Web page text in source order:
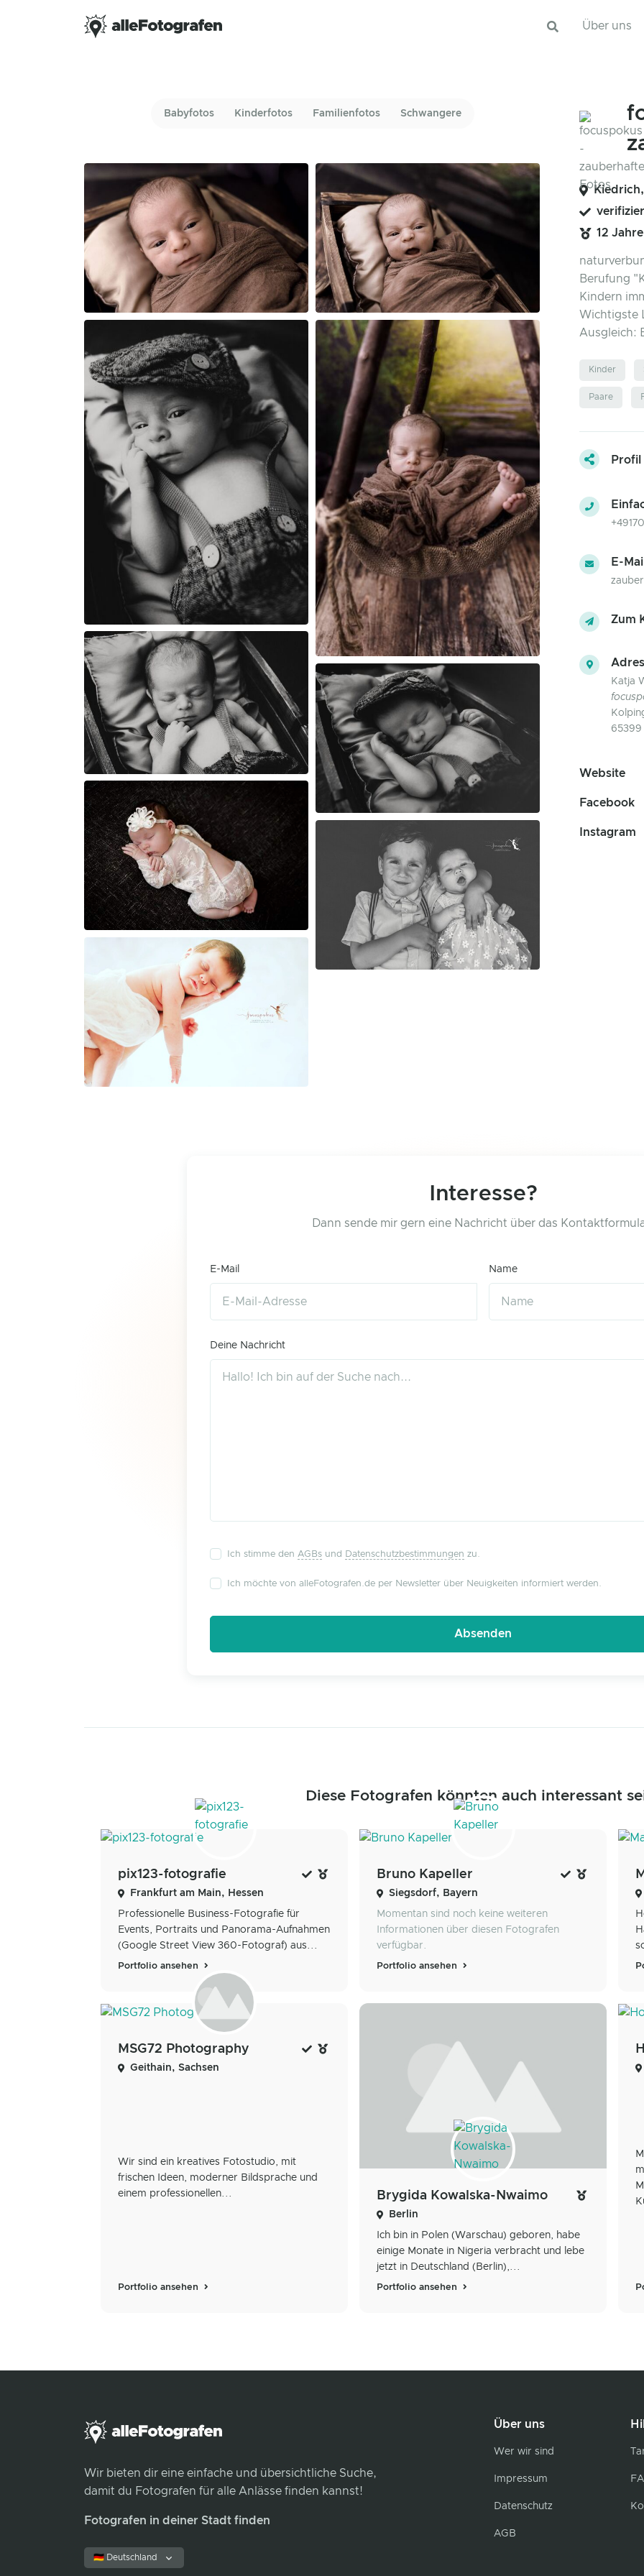
Über uns
Babyfotos Kinderfotos Familienfotos Schwangere
12
Berufung
Kindern
Wichtigste
Ausgleich:
Kinder
Paare
Profil
E-
Zum
Katja
65399
Website
Facebook
Instagram
Interesse?
Dann sende mir gern eine Nachricht über das
E-Mail Name
Deine Nachricht
Ich stimme den AGBsund Datenschutzbestimmungen zu.
Ich möchte von alleFotografen.de per Newsletter über Neuigkeiten informiert werden.
Diese Fotografen könnten auch interessant
pix123-fotografie
Frankfurt am Main, Hessen
Professionelle Business-Fotografie für
Events, Portraits und Panorama-Aufnahmen
(Google Street View 360-Fotograf) aus...
Portfolio ansehen
Bruno Kapeller
Siegsdorf, Bayern
Momentan sind noch keine weiteren
Informationen über diesen Fotografen
verfügbar.
Portfolio ansehen
MSG72 Photography
Geithain, Sachsen
Wir sind ein kreatives Fotostudio, mit
frischen Ideen, moderner Bildsprache und
einem professionellen...
Portfolio ansehen
Brygida Kowalska-Nwaimo
Berlin
Ich bin in Polen (Warschau) geboren, habe
einige Monate in Nigeria verbracht und lebe
jetzt in Deutschland (Berlin),...
Portfolio ansehen
Wir bieten dir eine einfache und übersichtliche Suche,
damit du Fotografen für alle Anlässe finden kannst!
Fotografen in deiner Stadt finden
🇩🇪 Deutschland
Über uns
Wer wir sind
Impressum
Datenschutz
AGB